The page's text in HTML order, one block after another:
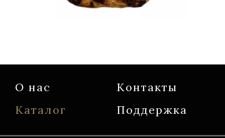
О нас
Каталог
Контакты
Поддержка